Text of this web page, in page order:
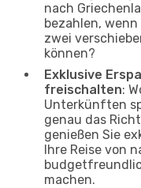
nach
bezahlen, wenn
zwei
können?
Exklusive
freischalten:
Unterkünften
genau das
genießen Sie
Ihre Reise von
machen.